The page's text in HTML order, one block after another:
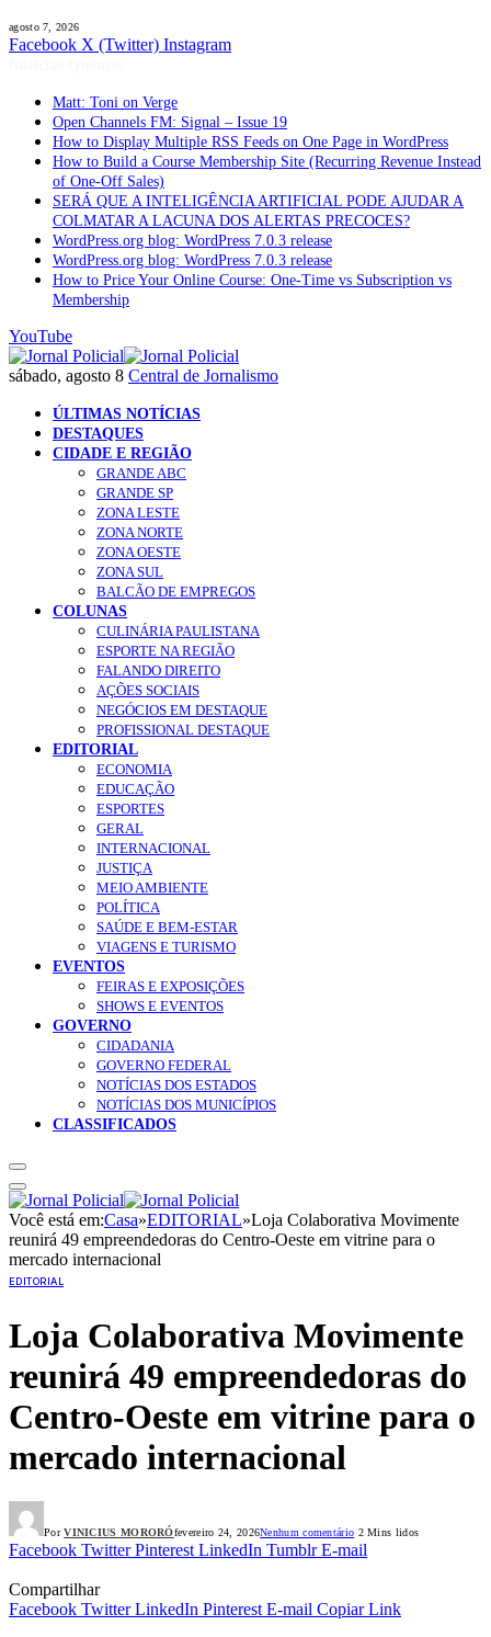
agosto 7, 2026
Facebook X (Twitter) Instagram
Matt: Toni on Verge
Open Channels FM: Signal – Issue 19
How to Display Multiple RSS Feeds on One Page in WordPress
How to Build a Course Membership Site (Recurring Revenue Instead
of One-Off Sales)
SERÁ QUE A INTELIGÊNCIA ARTIFICIAL PODE AJUDAR A
COLMATAR A LACUNA DOS ALERTAS PRECOCES?
WordPress.org blog: WordPress 7.0.3 release
WordPress.org blog: WordPress 7.0.3 release
How to Price Your Online Course: One-Time vs Subscription vs
Membership
YouTube
sábado, agosto 8 Central de Jornalismo
ÚLTIMAS NOTÍCIAS
DESTAQUES
CIDADE E REGIÃO
GRANDE ABC
GRANDE SP
ZONA LESTE
ZONA NORTE
ZONA OESTE
ZONA SUL
BALCÃO DE EMPREGOS
COLUNAS
CULINÁRIA PAULISTANA
ESPORTE NA REGIÃO
FALANDO DIREITO
AÇÕES SOCIAIS
NEGÓCIOS EM DESTAQUE
PROFISSIONAL DESTAQUE
EDITORIAL
ECONOMIA
EDUCAÇÃO
ESPORTES
GERAL
INTERNACIONAL
JUSTIÇA
MEIO AMBIENTE
POLÍTICA
SAÚDE E BEM-ESTAR
VIAGENS E TURISMO
EVENTOS
FEIRAS E EXPOSIÇÕES
SHOWS E EVENTOS
GOVERNO
CIDADANIA
GOVERNO FEDERAL
NOTÍCIAS DOS ESTADOS
NOTÍCIAS DOS MUNICÍPIOS
CLASSIFICADOS
Você está em:Casa»EDITORIAL»Loja Colaborativa Movimente
reunirá 49 empreendedoras do Centro-Oeste em vitrine para o
mercado internacional
EDITORIAL
Loja Colaborativa Movimente
reunirá 49 empreendedoras do
Centro-Oeste em vitrine para o
mercado internacional
Por VINICIUS MORORÓfevereiro 24, 2026Nenhum comentário 2 Mins lidos
Facebook Twitter Pinterest LinkedIn Tumblr E-mail
Compartilhar
Facebook Twitter LinkedIn Pinterest E-mail Copiar Link